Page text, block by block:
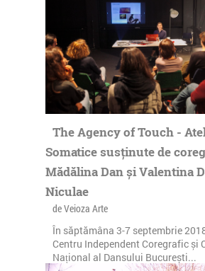
The Agency of Touch -
Somatice susținute de
Mădălina Dan și Valentina
Niculae
de Veioza Arte
În săptămâna 3-7 septembrie
Centru Independent Coregrafic și
Național al Dansului București...